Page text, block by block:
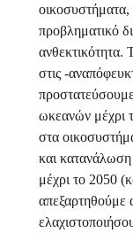
προβληματικό
ανθεκτικότητα.
στις -
ωκεανών μέχρι
στα
και
μέχρι το 2050
απεξαρτηθούμε